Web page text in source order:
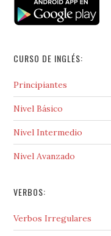
CURSO DE INGLÉS:
Principiantes
Nivel Básico
Nivel Intermedio
Nivel Avanzado
VERBOS:
Verbos Irregulares